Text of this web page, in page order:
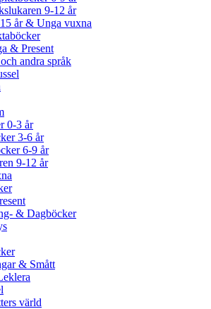
9-12 år
år & Unga vuxna
& Present
andra språk
0-3 år
3-6 år
6-9 år
9-12 år
& Dagböcker
& Smått
värld